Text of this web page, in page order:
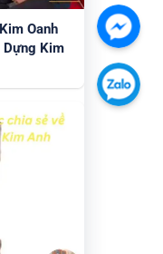
Oanh
Kim
Chát
với
chúng
tôi
Chát